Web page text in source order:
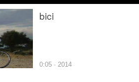
bici
0:05 · 2014